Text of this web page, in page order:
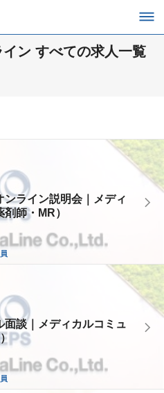
ン すべての求人一覧
ンライン説明会｜メディ
師・MR）
面談｜メディカルコミュ